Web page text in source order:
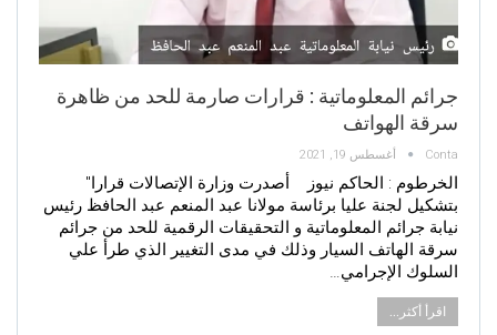
جرائم المعلوماتية : قرارات صارمة للحد من ظاهرة
سرقة الهواتف
Conta أغسطس 19, 2021
الخرطوم : الحاكم نيوز أصدرت وزارة الإتصالات قرارا"
بتشكيل لجنة عليا برئاسة مولانا عبد المنعم عبد الحافظ رئيس
نيابة جرائم المعلوماتية و التحقيقات الرقمية للحد من جرائم
سرقة الهاتف السيار وذلك في مدى التغيير الذي طرأ علي
السلوك الإجرامي…
اقرأ أكثر...